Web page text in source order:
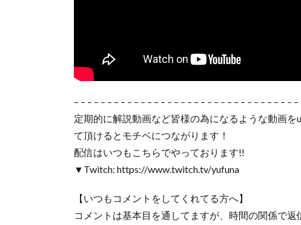
– – – – – – – – – – – – – – – – – – – – – – – – – – – – – – – – – –
定期的に解説動画など皆様の為になるような動画
て頂けるとモチベにつながります！
配信はいつもこちらでやっております!!
▼Twitch: https://www.twitch.tv/yufuna
【いつもコメントをしてくれてる方へ】
コメントは基本目を通してますが、時間の関係で